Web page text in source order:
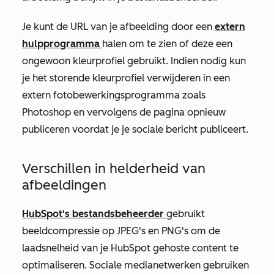
Je kunt de URL van je afbeelding door een extern
hulpprogramma halen om te zien of deze een
ongewoon kleurprofiel gebruikt. Indien nodig kun
je het storende kleurprofiel verwijderen in een
extern fotobewerkingsprogramma zoals
Photoshop en vervolgens de pagina opnieuw
publiceren voordat je je sociale bericht publiceert.
Verschillen in helderheid van
afbeeldingen
HubSpot's bestandsbeheerder gebruikt
beeldcompressie op JPEG's en PNG's om de
laadsnelheid van je HubSpot gehoste content te
optimaliseren. Sociale medianetwerken gebruiken